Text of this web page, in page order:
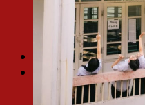
Chất liệu ngành in
Kiến thức in ấn
Thư viện mẫu
Túi / Hộp quà Tết